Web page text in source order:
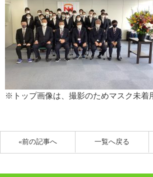
※トップ画像は、撮影のためマスク未着
«前の記事へ 一覧へ戻る